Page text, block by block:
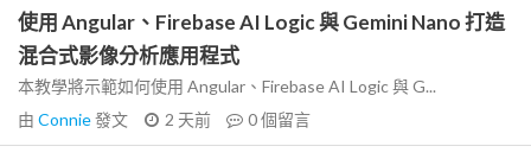
使用 Angular、Firebase AI Logic 與 Gemini Nano 打造
混合式影像分析應用程式
本教學將示範如何使用 Angular、Firebase AI Logic 與 G...
由 Connie發文 2 天前 0個留言